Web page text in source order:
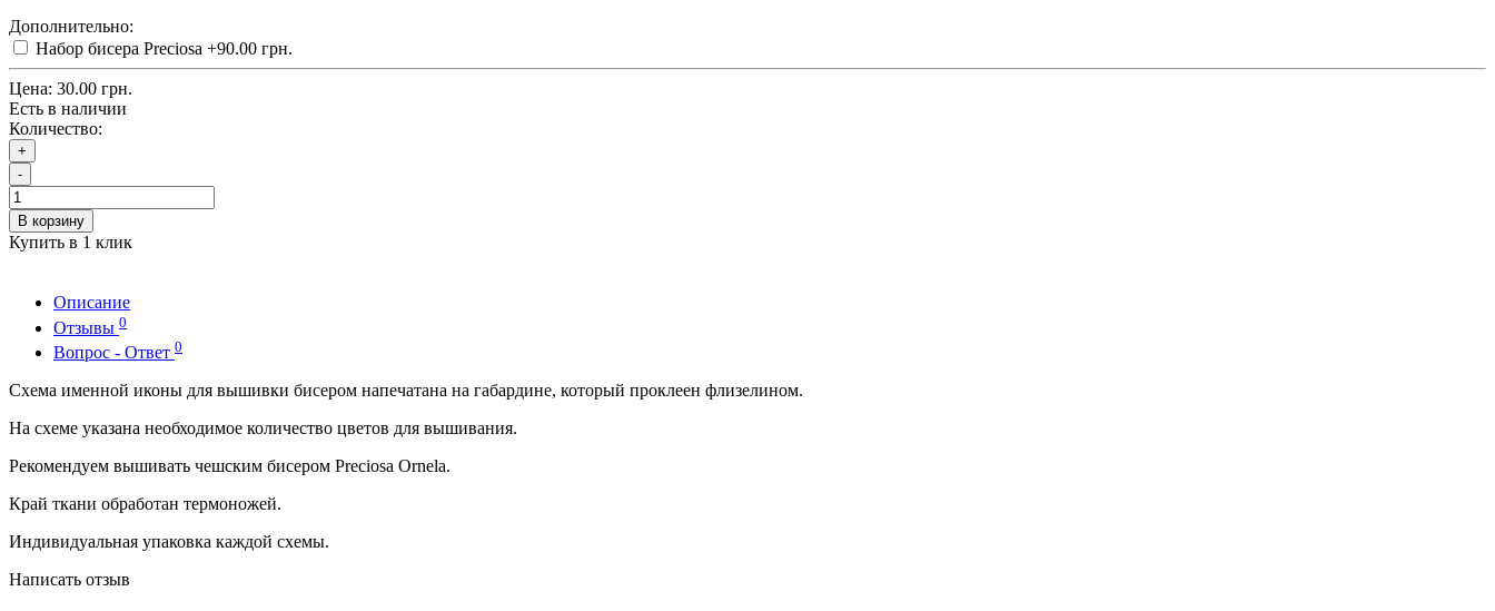
Дополнительно:
Набор бисера Preciosa +90.00 грн.
Цена: 30.00 грн.
Есть в наличии
Количество:
+
-
В корзину
Купить в 1 клик
Описание
Отзывы 0
Вопрос - Ответ 0
Схема именной иконы для вышивки бисером напечатана на габардине, который проклеен флизелином.
На схеме указана необходимое количество цветов для вышивания.
Рекомендуем вышивать чешским бисером Preciosa Ornela.
Край ткани обработан термоножей.
Индивидуальная упаковка каждой схемы.
Написать отзыв